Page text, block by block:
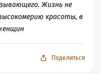
Жизнь не
красоты, в
Поделиться